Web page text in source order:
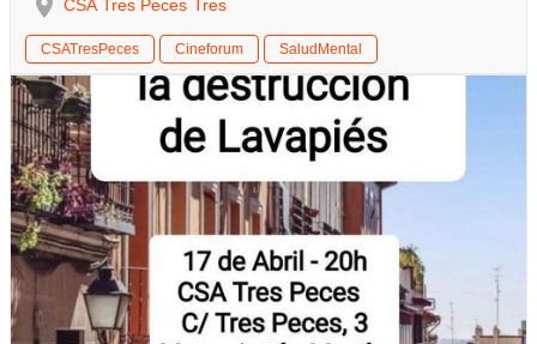
CSA Tres Peces Tres
CSATresPeces Cineforum SaludMental